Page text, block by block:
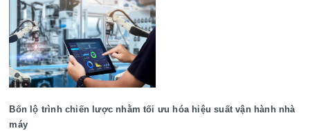
Bốn lộ trình chiến lược nhằm tối ưu hóa hiệu suất vận hành nhà
máy